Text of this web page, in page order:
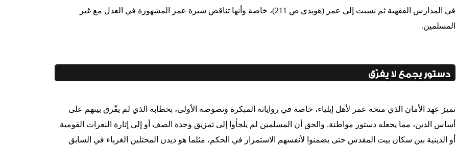
في المدارس الفقهية ثم نسبت إلى عمر (هويدي ص 211)، خاصة وأنها تناقض سيرة عمر المشهورة في العدل مع غير
المسلمين.
دستور يجمع لا يفرّق
تميز عهد الأمان الذي منحه عمر لأهل إيلياء، خاصة في رواياته المبكرة ونصوصه الأولى، بخطابه الذي لم يفّرق بينهم على
أساس الدين، مما يجعله دستور مواطنة. والحق أن المسلمين لم يلجأوا إلى تمزيق وحدة الصف أو إلى إثارة النعرات القومية
أو الدينية بين سكان بيت المقدس حتى يضمنوا لأنفسهم الاستمرار في الحكم، مثلما هو ديدن المحتلين الغرباء في السابق